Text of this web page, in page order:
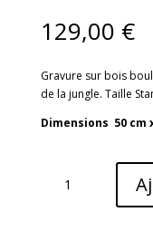
129,00 €
Gravure sur bois
de la jungle. Taille
Dimensions 50 cm